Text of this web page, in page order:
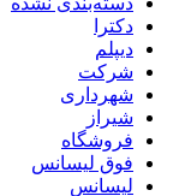
دکترا
دیپلم
شرکت
شهرداری
شیراز
فروشگاه
فوق لیسانس
لیسانس